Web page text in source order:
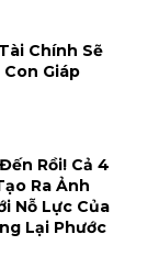
Chính Sẽ
Giáp
Rồi! Cả 4
Ra Ảnh
Nỗ Lực Của
Lại Phước